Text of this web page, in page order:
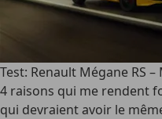
Test: Renault Mégane RS
4 raisons qui me rendent
qui devraient avoir le